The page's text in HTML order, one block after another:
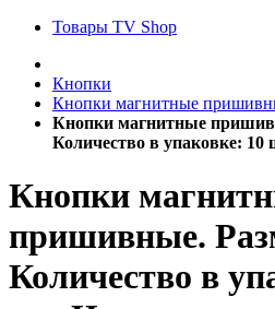
Товары TV Shop
Кнопки
Кнопки магнитные
Кнопки магнитные
Количество в упаковке: 10
Кнопки
пришивные.
Количество в